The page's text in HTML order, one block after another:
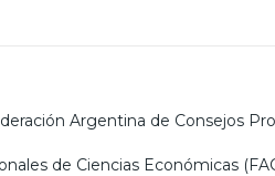
Argentina de Consejos
de Ciencias Económicas